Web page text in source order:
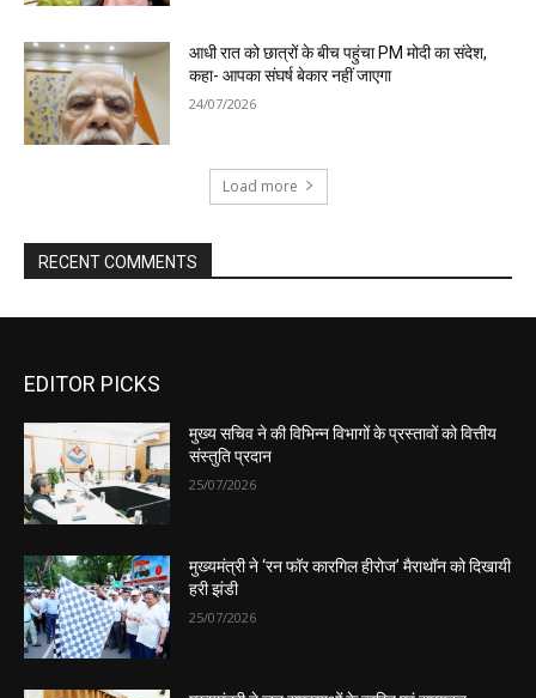
EDITOR PICKS
मुख्य सचिव ने की विभिन्न विभागों के प्रस्तावों को वित्तीय
संस्तुति प्रदान
25/07/2026
मुख्यमंत्री ने ‘रन फॉर कारगिल हीरोज’ मैराथॉन को दिखायी
हरी झंडी
25/07/2026